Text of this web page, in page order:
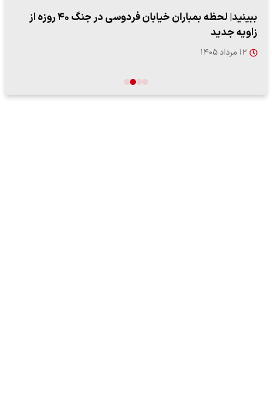
ببینید| لحظه بمباران خیابان فردوسی در جنگ ۴۰ روزه از
زاویه جدید
۱۲ مرداد ۱۴۰۵